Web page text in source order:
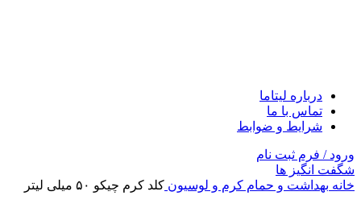
درباره لیتاما
تماس با ما
شرایط و ضوابط
ورود / فرم ثبت نام
شگفت انگیز ها
خانه بهداشت و حمام کرم و لوسیون کلد کرم چیکو ۵۰ میلی لیتر